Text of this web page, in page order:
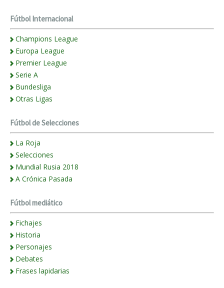
Fútbol Internacional
Champions League
Europa League
Premier League
Serie A
Bundesliga
Otras Ligas
Fútbol de Selecciones
La Roja
Selecciones
Mundial Rusia 2018
A Crónica Pasada
Fútbol mediático
Fichajes
Historia
Personajes
Debates
Frases lapidarias